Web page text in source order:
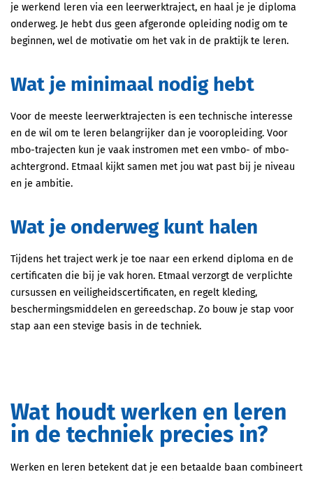
je werkend leren via een leerwerktraject, en haal je je diploma
onderweg. Je hebt dus geen afgeronde opleiding nodig om te
beginnen, wel de motivatie om het vak in de praktijk te leren.
Wat je minimaal nodig hebt
Voor de meeste leerwerktrajecten is een technische interesse
en de wil om te leren belangrijker dan je vooropleiding. Voor
mbo-trajecten kun je vaak instromen met een vmbo- of mbo-
achtergrond. Etmaal kijkt samen met jou wat past bij je niveau
en je ambitie.
Wat je onderweg kunt halen
Tijdens het traject werk je toe naar een erkend diploma en de
certificaten die bij je vak horen. Etmaal verzorgt de verplichte
cursussen en veiligheidscertificaten, en regelt kleding,
beschermingsmiddelen en gereedschap. Zo bouw je stap voor
stap aan een stevige basis in de techniek.
Wat houdt werken en leren
in de techniek precies in?
Werken en leren betekent dat je een betaalde baan combineert